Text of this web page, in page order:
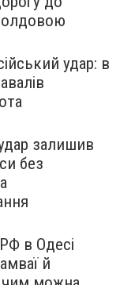
удар: в
залишив
без
в Одесі
й